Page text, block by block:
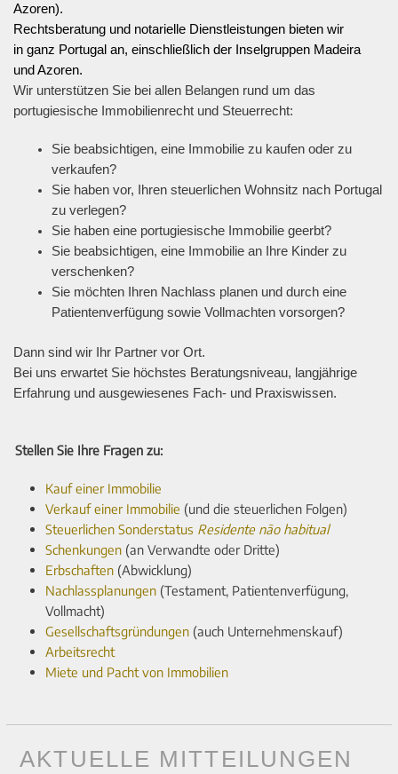
Azoren).
Rechtsberatung und notarielle Dienstleistungen bieten wir
in ganz Portugal an, einschließlich der Inselgruppen Madeira
und Azoren.
Wir unterstützen Sie bei allen Belangen rund um das
portugiesische Immobilienrecht und Steuerrecht:
Sie beabsichtigen, eine Immobilie zu kaufen oder zu
verkaufen?
Sie haben vor, Ihren steuerlichen Wohnsitz nach Portugal
zu verlegen?
Sie haben eine portugiesische Immobilie geerbt?
Sie beabsichtigen, eine Immobilie an Ihre Kinder zu
verschenken?
Sie möchten Ihren Nachlass planen und durch eine
Patientenverfügung sowie Vollmachten vorsorgen?
Dann sind wir Ihr Partner vor Ort.
Bei uns erwartet Sie höchstes Beratungsniveau, langjährige
Erfahrung und ausgewiesenes Fach- und Praxiswissen.
Stellen Sie Ihre Fragen zu:
Kauf einer Immobilie
Verkauf einer Immobilie (und die steuerlichen Folgen)
Steuerlichen Sonderstatus Residente não habitual
Schenkungen (an Verwandte oder Dritte)
Erbschaften (Abwicklung)
Nachlassplanungen (Testament, Patientenverfügung,
Vollmacht)
Gesellschaftsgründungen (auch Unternehmenskauf)
Arbeitsrecht
Miete und Pacht von Immobilien
AKTUELLE MITTEILUNGEN